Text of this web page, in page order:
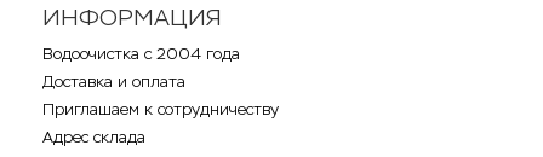
ИНФОРМАЦИЯ
Водоочистка с 2004 года
Доставка и оплата
Приглашаем к сотрудничеству
Адрес склада